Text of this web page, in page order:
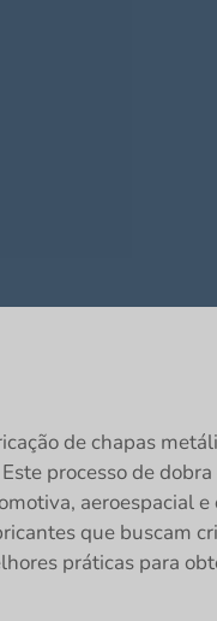
de chapas
processo de
aeroespacial e
que buscam
práticas para